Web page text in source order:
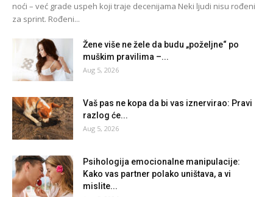
noći – već grade uspeh koji traje decenijama Neki ljudi nisu rođeni
za sprint. Rođeni...
Žene više ne žele da budu „poželjne“ po
muškim pravilima –...
Aug 5, 2026
Vaš pas ne kopa da bi vas iznervirao: Pravi
razlog će...
Aug 5, 2026
Psihologija emocionalne manipulacije:
Kako vas partner polako uništava, a vi
mislite...